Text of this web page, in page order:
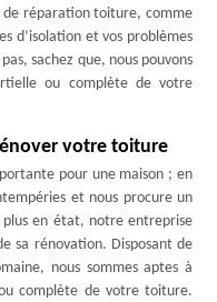
de réparation toiture, comme
d’isolation et vos problèmes
sachez que, nous pouvons
ou complète de votre
votre toiture
pour une maison ; en
et nous procure un
en état, notre entreprise
sa rénovation. Disposant de
nous sommes aptes à
complète de votre toiture.